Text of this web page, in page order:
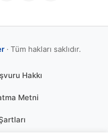
· Tüm hakları saklıdır.
Hakkı
Metni